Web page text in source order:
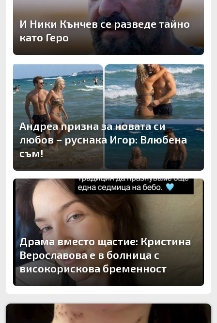
И Ники Кънчев се разведе тайно
като Геро
Андреа призна за новата си
любов – руснака Игор: Влюбена
съм!
Драма вместо щастие: Кристина
Верославова е в болница с
високорискова бременност